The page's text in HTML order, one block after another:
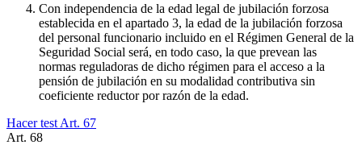
Con independencia de la edad legal de jubilación forzosa
establecida en el apartado 3, la edad de la jubilación forzosa
del personal funcionario incluido en el Régimen General de la
Seguridad Social será, en todo caso, la que prevean las
normas reguladoras de dicho régimen para el acceso a la
pensión de jubilación en su modalidad contributiva sin
coeficiente reductor por razón de la edad.
Hacer test Art. 67
Art. 68